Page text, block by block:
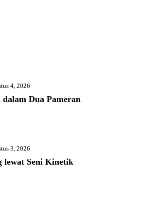
4, 2026
Dua Pameran
3, 2026
lewat Seni Kinetik